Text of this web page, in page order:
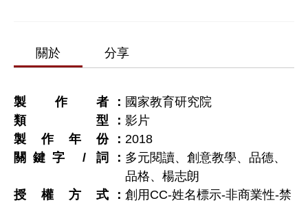
關於 分享
製作者
國家教育研究院
類型
影片
製作年份
2018
關鍵字 / 詞
多元閱讀、創意教學、品德、
品格、楊志朗
授權方式
創用CC-姓名標示-非商業性-禁